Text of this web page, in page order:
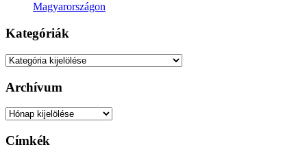
Magyarországon
Kategóriák
Kategóriák
Archívum
Archívum
Címkék